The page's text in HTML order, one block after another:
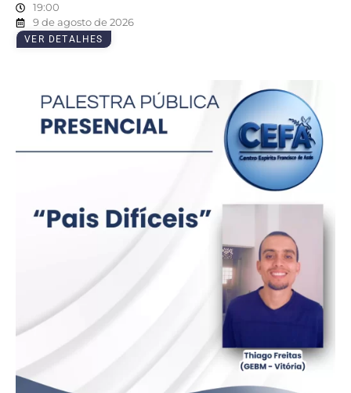
19:00
9 de agosto de 2026
VER DETALHES